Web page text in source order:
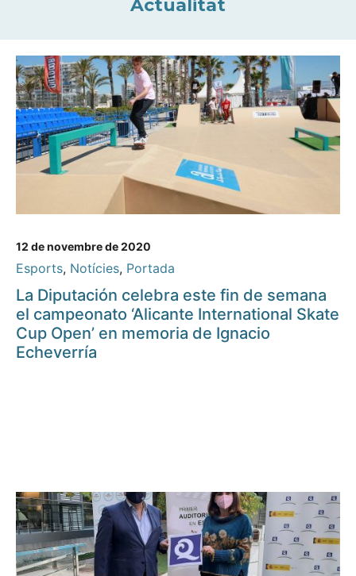
Actualitat
12 de novembre de 2020
Esports, Notícies, Portada
La Diputación celebra este fin de semana
el campeonato ‘Alicante International Skate
Cup Open’ en memoria de Ignacio
Echeverría